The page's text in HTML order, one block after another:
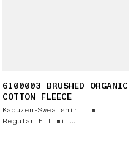
6100003 BRUSHED ORGANIC
COTTON FLEECE
Kapuzen-Sweatshirt im
Regular Fit mit